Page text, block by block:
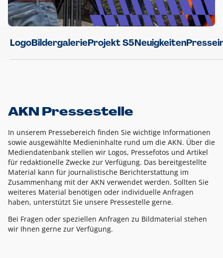
LogoBildergalerieProjekt S5Neuigkeiten
AKN Pressestelle
In unserem Pressebereich finden Sie wichtige Informationen
sowie ausgewählte Medieninhalte rund um die AKN. Über die
Mediendatenbank stellen wir Logos, Pressefotos und Artikel
für redaktionelle Zwecke zur Verfügung. Das bereitgestellte
Material kann für journalistische Berichterstattung im
Zusammenhang mit der AKN verwendet werden. Sollten Sie
weiteres Material benötigen oder individuelle Anfragen
haben, unterstützt Sie unsere Pressestelle gerne.
Bei Fragen oder speziellen Anfragen zu Bildmaterial stehen
wir Ihnen gerne zur Verfügung.